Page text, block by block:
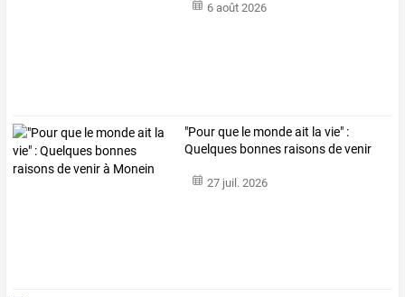
6 août 2026
"Pourque le mondeait la vie" :
Quelques bonnes raisonsdevenir
27 juil. 2026